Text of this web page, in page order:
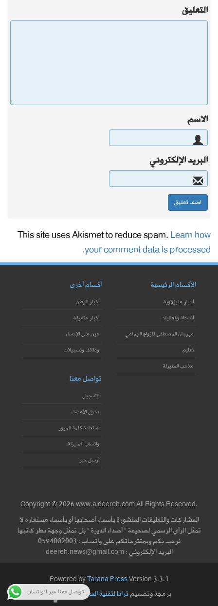
التعليق
الاسم
البريد الإلكتروني
This site uses Akismet to reduce spam.Learn how
your comment data is processed.
الأقسام الرئيسية
أخبار منيزلاوية
أنشطة وفعاليات
مهرجان المصطفى للزواج الجماعي
تعليم
ملاعب المنيزلة
أقسام أخرى
أخبار الوطن
أخبار متفرقة
عين على الإحساء
وظائف وتسجيلات
تواصل معنا
التسجيل
دخول الأعضاء
استعادة كلمة المرور
واتساب المنيزلة
أرسل خبرا
Copyright © 2026 www.aldeereh.com All Rights Reserved.
المشاركات والتعليقات المنشورة بأسماء أصحابها أو بأسماء مستعارة لا
تمثل الرأي الرسمي لصحيفة " أصداء الديرة " بل تمثل وجهة نظر كاتبها
نرحب بكم وبمقترحاتكم على واتساب : 0594002003
البريد الإلكتروني : deereh.news@gmail.com
Powered byTarana PressVersion 3.3.1
برمجة وتصميمترانا لتقنية المعلومات|
تواصل معنا عبر الواتساب